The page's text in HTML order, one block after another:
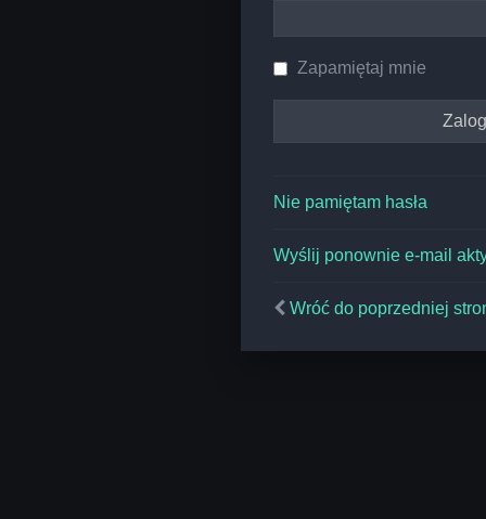
Zapamiętaj mnie
Nie pamiętam hasła
Wyślij ponownie e-mail
Wróć do poprzedniej